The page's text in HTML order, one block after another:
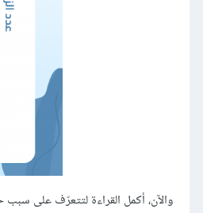
والآن، أكمل القراءة لتتعرّف على